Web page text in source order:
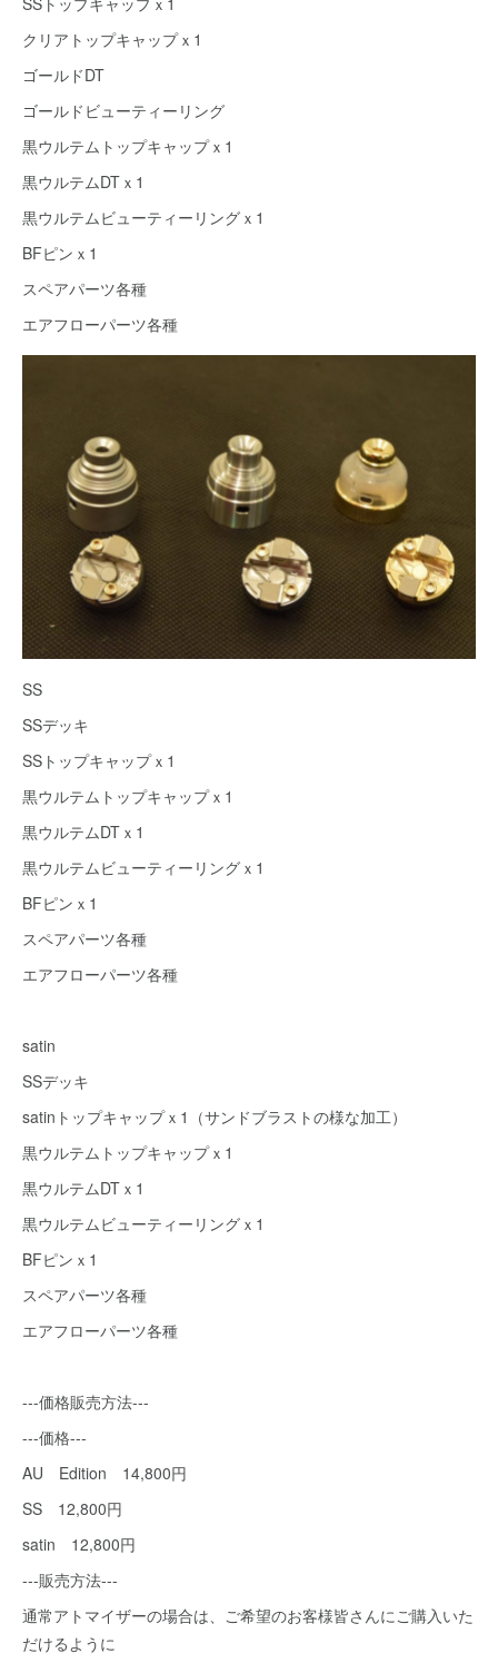
クリアトップキャップｘ1
ゴールドDT
ゴールドビューティーリング
黒ウルテムトップキャップｘ1
黒ウルテムDTｘ1
黒ウルテムビューティーリングｘ1
BFピンｘ1
スペアパーツ各種
エアフローパーツ各種
SS
SSデッキ
SSトップキャップｘ1
黒ウルテムトップキャップｘ1
黒ウルテムDTｘ1
黒ウルテムビューティーリングｘ1
BFピンｘ1
スペアパーツ各種
エアフローパーツ各種
satin
SSデッキ
satinトップキャップｘ1（サンドブラストの様な加工）
黒ウルテムトップキャップｘ1
黒ウルテムDTｘ1
黒ウルテムビューティーリングｘ1
BFピンｘ1
スペアパーツ各種
エアフローパーツ各種
---価格販売方法---
---価格---
AU Edition 14,800円
SS 12,800円
satin 12,800円
---販売方法---
通常アトマイザーの場合は、ご希望のお客様皆さんにご購入いた
だけるように